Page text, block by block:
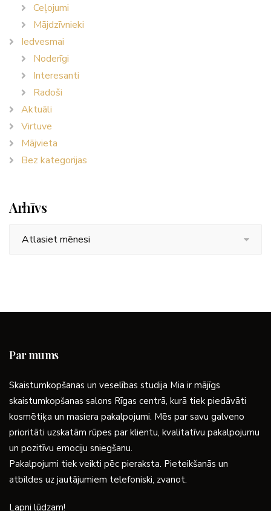
Ceļojumi
Mājdzīvnieki
Iedvesmai
Noderīgi
Interesanti
Radoši
Aktuāli
Virtuve
Mājvieta
Bez kategorijas
Arhīvs
Par mums
Skaistumkopšanas un veselības studija Mia ir mājīgs
skaistumkopšanas salons Rīgas centrā, kurā tiek piedāvāti
kosmētiķa un masiera pakalpojumi. Mēs par savu galveno
prioritāti uzskatām rūpes par klientu, kvalitatīvu pakalpojumu
un pozitīvu emociju sniegšanu.
Pakalpojumi tiek veikti pēc pieraksta. Pieteikšanās un
atbildes uz jautājumiem telefoniski, zvanot.
Lapni lūdzam!